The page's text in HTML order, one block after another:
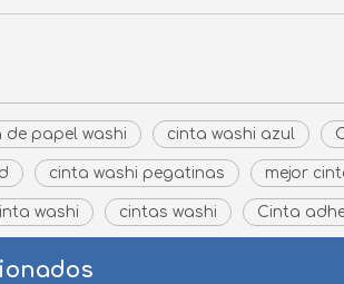
de papel washi cinta washi azul
cinta washi pegatinas mejor
washi cintas washi Cinta